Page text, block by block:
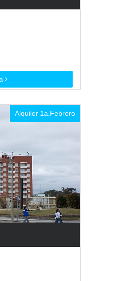
Alquiler 1a.Febrero